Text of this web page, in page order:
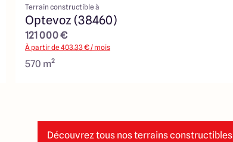
Terrain constructible à
Optevoz (38460)
121 000 €
À partir de403.33€ / mois
570 m²
Découvrez tous nos terrains constructibles